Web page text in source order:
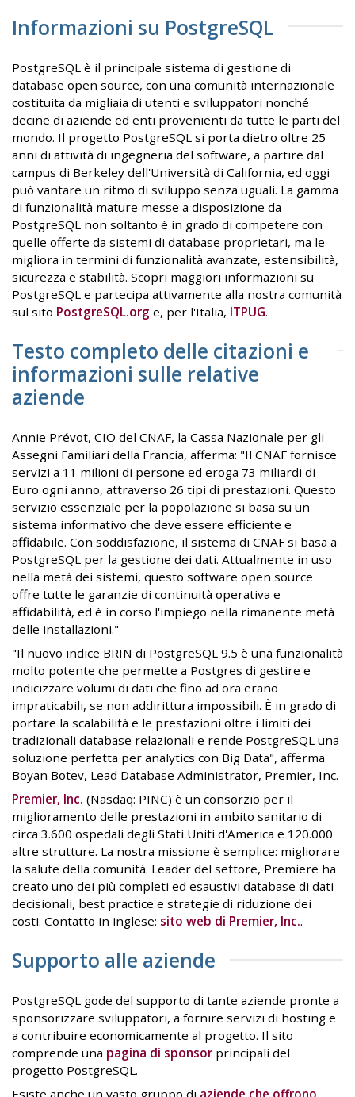
Informazioni su PostgreSQL
PostgreSQL è il principale sistema di gestione di
database open source, con una comunità internazionale
costituita da migliaia di utenti e sviluppatori nonché
decine di aziende ed enti provenienti da tutte le parti del
mondo. Il progetto PostgreSQL si porta dietro oltre 25
anni di attività di ingegneria del software, a partire dal
campus di Berkeley dell'Università di California, ed oggi
può vantare un ritmo di sviluppo senza uguali. La gamma
di funzionalità mature messe a disposizione da
PostgreSQL non soltanto è in grado di competere con
quelle offerte da sistemi di database proprietari, ma le
migliora in termini di funzionalità avanzate, estensibilità,
sicurezza e stabilità. Scopri maggiori informazioni su
PostgreSQL e partecipa attivamente alla nostra comunità
sul sito PostgreSQL.org e, per l'Italia, ITPUG.
Testo completo delle citazioni e
informazioni sulle relative
aziende
Annie Prévot, CIO del CNAF, la Cassa Nazionale per gli
Assegni Familiari della Francia, afferma: "Il CNAF fornisce
servizi a 11 milioni di persone ed eroga 73 miliardi di
Euro ogni anno, attraverso 26 tipi di prestazioni. Questo
servizio essenziale per la popolazione si basa su un
sistema informativo che deve essere efficiente e
affidabile. Con soddisfazione, il sistema di CNAF si basa a
PostgreSQL per la gestione dei dati. Attualmente in uso
nella metà dei sistemi, questo software open source
offre tutte le garanzie di continuità operativa e
affidabilità, ed è in corso l'impiego nella rimanente metà
delle installazioni."
"Il nuovo indice BRIN di PostgreSQL 9.5 è una funzionalità
molto potente che permette a Postgres di gestire e
indicizzare volumi di dati che fino ad ora erano
impraticabili, se non addirittura impossibili. È in grado di
portare la scalabilità e le prestazioni oltre i limiti dei
tradizionali database relazionali e rende PostgreSQL una
soluzione perfetta per analytics con Big Data", afferma
Boyan Botev, Lead Database Administrator, Premier, Inc.
Premier, Inc. (Nasdaq: PINC) è un consorzio per il
miglioramento delle prestazioni in ambito sanitario di
circa 3.600 ospedali degli Stati Uniti d'America e 120.000
altre strutture. La nostra missione è semplice: migliorare
la salute della comunità. Leader del settore, Premiere ha
creato uno dei più completi ed esaustivi database di dati
decisionali, best practice e strategie di riduzione dei
costi. Contatto in inglese: sito web di Premier, Inc..
Supporto alle aziende
PostgreSQL gode del supporto di tante aziende pronte a
sponsorizzare sviluppatori, a fornire servizi di hosting e
a contribuire economicamente al progetto. Il sito
comprende una pagina di sponsor principali del
progetto PostgreSQL.
Esiste anche un vasto gruppo di aziende che offrono